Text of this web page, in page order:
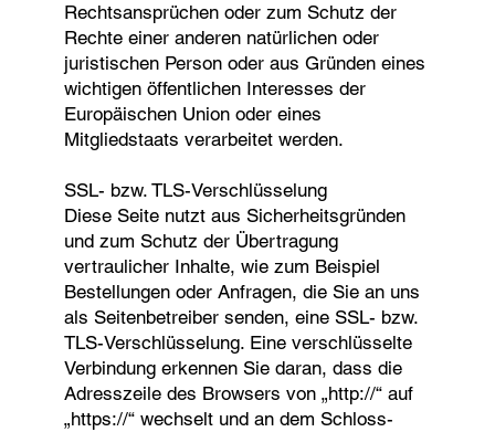
Rechtsansprüchen oder zum Schutz der
Rechte einer anderen natürlichen oder
juristischen Person oder aus Gründen eines
wichtigen öffentlichen Interesses der
Europäischen Union oder eines
Mitgliedstaats verarbeitet werden.
SSL- bzw. TLS-Verschlüsselung
Diese Seite nutzt aus Sicherheitsgründen
und zum Schutz der Übertragung
vertraulicher Inhalte, wie zum Beispiel
Bestellungen oder Anfragen, die Sie an uns
als Seitenbetreiber senden, eine SSL- bzw.
TLS-Verschlüsselung. Eine verschlüsselte
Verbindung erkennen Sie daran, dass die
Adresszeile des Browsers von „http://“ auf
„https://“ wechselt und an dem Schloss-